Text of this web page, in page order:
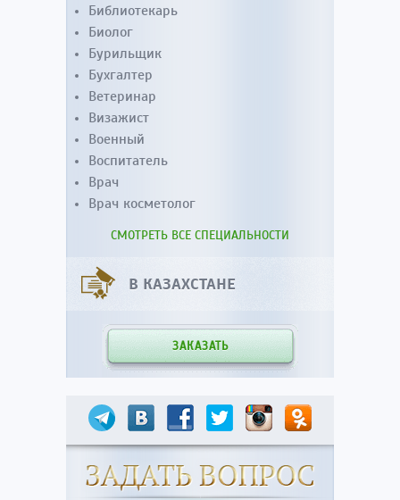
Библиотекарь
Биолог
Бурильщик
Бухгалтер
Ветеринар
Визажист
Военный
Воспитатель
Врач
Врач косметолог
СМОТРЕТЬ ВСЕ СПЕЦИАЛЬНОСТИ
В КАЗАХСТАНЕ
ЗАКАЗАТЬ